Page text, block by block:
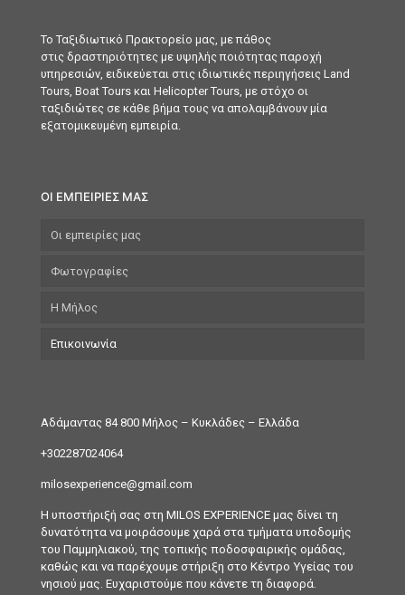
Το Ταξιδιωτικό Πρακτορείο μας, με πάθος
στις δραστηριότητες με υψηλής ποιότητας παροχή
υπηρεσιών, ειδικεύεται στις ιδιωτικές περιηγήσεις Land
Tours, Boat Tours και Helicopter Tours, με στόχο οι
ταξιδιώτες σε κάθε βήμα τους να απολαμβάνουν μία
εξατομικευμένη εμπειρία.
ΟΙ ΕΜΠΕΙΡΙΕΣ ΜΑΣ
Οι εμπειρίες μας
Φωτογραφίες
Η Μήλος
Επικοινωνία
Αδάμαντας 84 800 Μήλος – Κυκλάδες – Ελλάδα
+302287024064
milosexperience@gmail.com
H υποστήριξή σας στη MILOS EXPERIENCE μας δίνει τη
δυνατότητα να μοιράσουμε χαρά στα τμήματα υποδομής
του Παμμηλιακού, της τοπικής ποδοσφαιρικής ομάδας,
καθώς και να παρέχουμε στήριξη στο Κέντρο Υγείας του
νησιού μας. Ευχαριστούμε που κάνετε τη διαφορά.